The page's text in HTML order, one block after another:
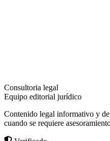
Consultoria legal
Equipo editorial jurídico
Contenido legal informativo y
cuando se requiere